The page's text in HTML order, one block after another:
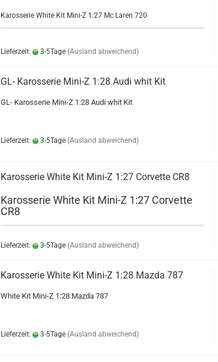
Karosserie White Kit Mini-Z 1:27 Mc Laren 720
Lieferzeit: 3-5Tage (Ausland abweichend)
GL- Karosserie Mini-Z 1:28 Audi whit Kit
GL- Karosserie Mini-Z 1:28 Audi whit Kit
Lieferzeit: 3-5Tage (Ausland abweichend)
Karosserie White Kit Mini-Z 1:27 Corvette CR8
Karosserie White Kit Mini-Z 1:27 Corvette
CR8
Lieferzeit: 3-5Tage (Ausland abweichend)
Karosserie White Kit Mini-Z 1:28 Mazda 787
White Kit Mini-Z 1:28 Mazda 787
Lieferzeit: 3-5Tage (Ausland abweichend)